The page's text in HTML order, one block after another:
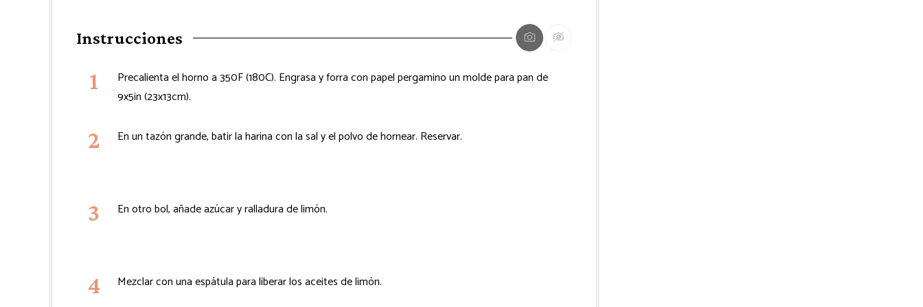
Instrucciones
Precalienta el horno a 350F (180C). Engrasa y forra con papel pergamino un molde para pan de
9x5in (23x13cm).
En un tazón grande, batir la harina con la sal y el polvo de hornear. Reservar.
En otro bol, añade azúcar y ralladura de limón.
Mezclar con una espátula para liberar los aceites de limón.